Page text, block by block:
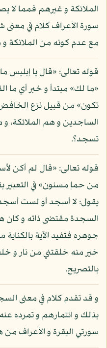
الملائكة و غيرهم فمما لا
سورة الأعراف كلام في
مع عدم كونه من الملائكة و
قوله تعالى: «قال يا إبليس
«ما لك» مبتدأ و خبر أي ما
تكون» من قبيل نزع الخافض
الساجدين و هم الملائكة،
تسجد؟.
قوله تعالى: «قال لم أكن
من حمإ مسنون» في التعبير
يقول: لا أسجد أو لست أسجد
السجدة مقتضى ذاته و كان
جوهره فتفيد الآية
بالتصريح.
و قد تقدم كلام في معنى
بذلك و ائتمارهم و تمرده
سورتي البقرة و الأعراف من